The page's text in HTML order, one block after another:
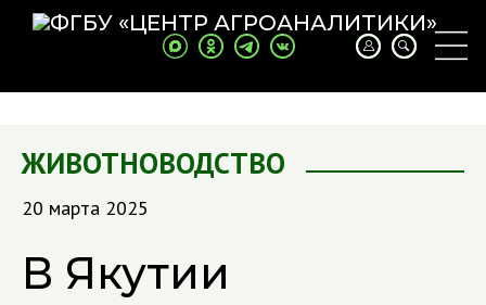
ЖИВОТНОВОДСТВО
20 марта 2025
В Якутии